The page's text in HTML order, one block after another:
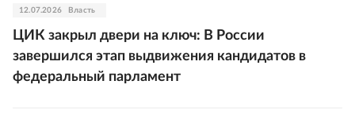
12.07.2026 Власть
ЦИК закрыл двери на ключ: В России
завершился этап выдвижения кандидатов в
федеральный парламент